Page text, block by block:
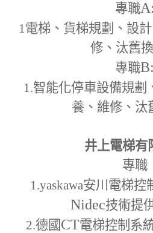
專職A:
1電梯、貨梯規劃、設
修、汰舊
專職B:
1.智能化停車設備規劃
養、維修、汰
井上電梯有
專職
1.yaskawa安川電梯控
Nidec技術提
2.德國 CT電梯控制系